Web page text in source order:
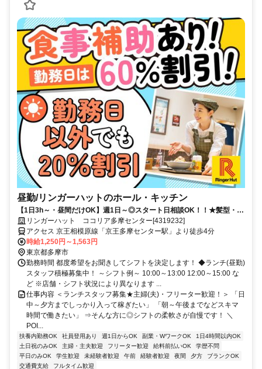
昼勤/リンガーハットのホール・キッチン
【1日3h～・昼間だけOK】週1日～◎スタート日相談OK！！★髪型・髪
色自由★家計に優しい食事補助あり
リンガーハット ココリア多摩センター[4319232]
アクセス 京王相模原線「京王多摩センター駅」より徒歩4分
時給1,250円～1,563円
東京都多摩市
勤務時間 都度希望をお聞きしてシフトを決定します！ ◆ランチ(昼勤)
スタッフ積極募集中！ ～シフト例～ 10:00～13:00 12:00～15:00 な
ど ※店舗・シフト状況により異なります ...
仕事内容 ＜ランチスタッフ募集★主婦(夫)・フリーター歓迎！＞ 「日
中～夕方までしっかり入って稼ぎたい」 「朝～午後までなどスキマ
時間で働きたい」 ⇒そんな方に◎シフトの柔軟さが自慢です！ ＼
POI...
扶養内勤務OK 社員登用あり 週1日からOK 副業・WワークOK
1日4時間以内OK
土日祝のみOK
主婦・主夫歓迎 フリーター歓迎 給料前払いOK
学歴不問
平日のみOK
学生歓迎 未経験者歓迎 午前 経験者歓迎 夜間 夕方
ブランクOK
交通費支給
フルタイム歓迎